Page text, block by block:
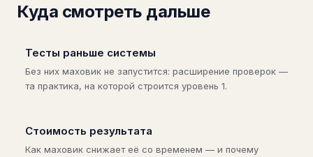
Куда смотреть дальше
Тесты раньше системы
Без них маховик не запустится: расширение проверок —
та практика, на которой строится уровень 1.
Стоимость результата
Как маховик снижает её со временем — и почему